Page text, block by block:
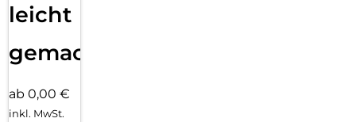
leicht
gemacht!
ab 0,00 €
inkl. MwSt.